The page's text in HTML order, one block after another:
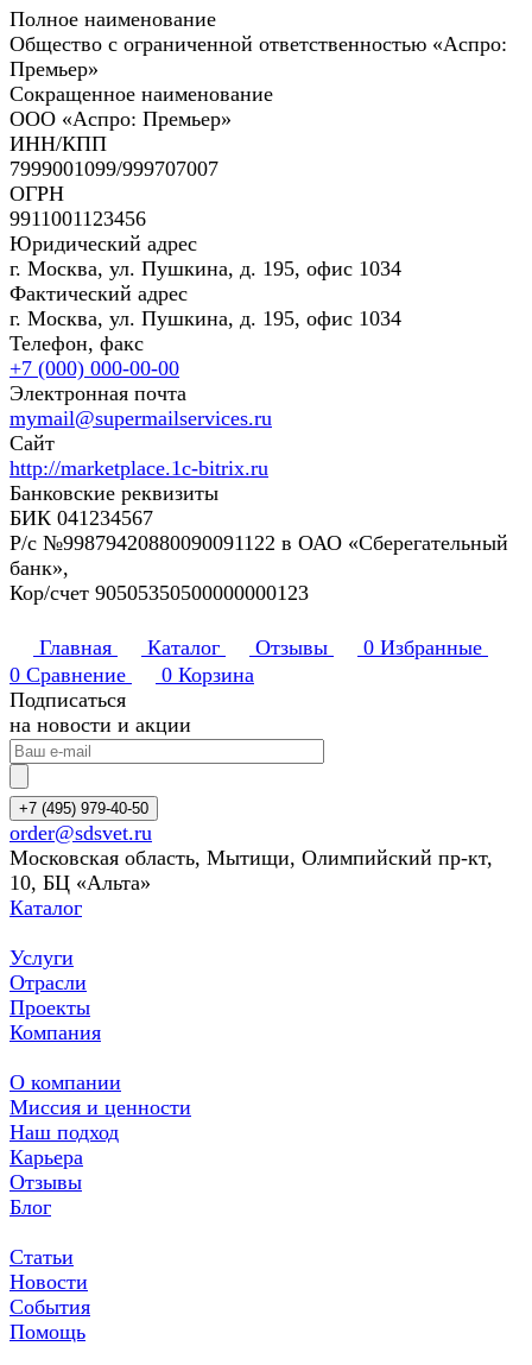
Полное наименование
Общество с ограниченной ответственностью «Аспро:
Премьер»
Сокращенное наименование
ООО «Аспро: Премьер»
ИНН/КПП
7999001099/999707007
ОГРН
9911001123456
Юридический адрес
г. Москва, ул. Пушкина, д. 195, офис 1034
Фактический адрес
г. Москва, ул. Пушкина, д. 195, офис 1034
Телефон, факс
+7 (000) 000-00-00
Электронная почта
mymail@supermailservices.ru
Сайт
http://marketplace.1c-bitrix.ru
Банковские реквизиты
БИК 041234567
Р/с №99879420880090091122 в ОАО «Сберегательный
банк»,
Кор/счет 90505350500000000123
Главная Каталог Отзывы 0 Избранные
0 Сравнение 0 Корзина
Подписаться
на новости и акции
+7 (495) 979-40-50
order@sdsvet.ru
Московская область, Мытищи, Олимпийский пр-кт,
10, БЦ «Альта»
Каталог
Услуги
Отрасли
Проекты
Компания
О компании
Миссия и ценности
Наш подход
Карьера
Отзывы
Блог
Статьи
Новости
События
Помощь